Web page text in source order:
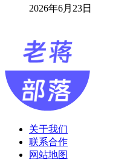
2026年6月23日
关于我们
联系合作
网站地图